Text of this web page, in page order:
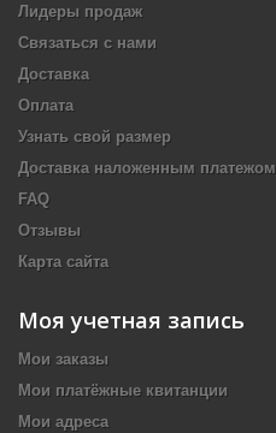
Лидеры продаж
Связаться с нами
Доставка
Оплата
Узнать свой размер
Доставка наложенным платежом
FAQ
Отзывы
Карта сайта
Моя учетная запись
Мои заказы
Мои платёжные квитанции
Мои адреса